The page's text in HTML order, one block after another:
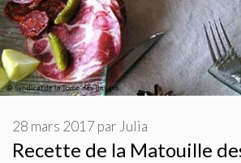
Recette de la Matouille
28 mars 2017 par Julia